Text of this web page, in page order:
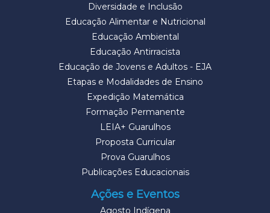
Diversidade e Inclusão
Educação Alimentar e Nutricional
Educação Ambiental
Educação Antirracista
Educação de Jovens e Adultos - EJA
Etapas e Modalidades de Ensino
Expedição Matemática
Formação Permanente
LEIA+ Guarulhos
Proposta Curricular
Prova Guarulhos
Publicações Educacionais
Ações e Eventos